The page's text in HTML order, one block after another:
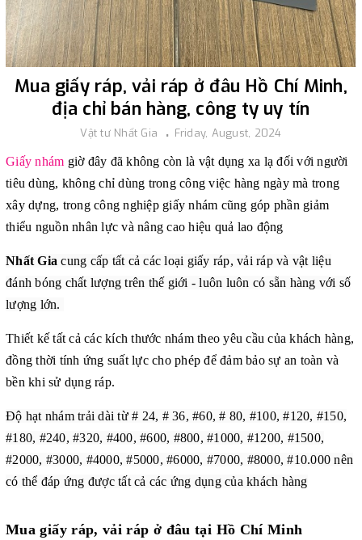
Mua giấy ráp, vải ráp ở đâu Hồ Chí Minh,
địa chỉ bán hàng, công ty uy tín
Vật tư Nhất Gia Friday, August, 2024
Giấy nhám giờ đây đã không còn là vật dụng xa lạ đối với người
tiêu dùng, không chỉ dùng trong công việc hàng ngày mà trong
xây dựng, trong công nghiệp giấy nhám cũng góp phần giảm
thiểu nguồn nhân lực và nâng cao hiệu quả lao động
Nhất Gia cung cấp tất cả các loại giấy ráp, vải ráp và vật liệu
đánh bóng chất lượng trên thế giới - luôn luôn có sẵn hàng với số
lượng lớn.
Thiết kế tất cả các kích thước nhám theo yêu cầu của khách hàng,
đồng thời tính ứng suất lực cho phép để đảm bảo sự an toàn và
bền khi sử dụng ráp.
Độ hạt nhám trải dài từ # 24, # 36, #60, # 80, #100, #120, #150,
#180, #240, #320, #400, #600, #800, #1000, #1200, #1500,
#2000, #3000, #4000, #5000, #6000, #7000, #8000, #10.000 nên
có thể đáp ứng được tất cả các ứng dụng của khách hàng
Mua giấy ráp, vải ráp ở đâu tại Hồ Chí Minh